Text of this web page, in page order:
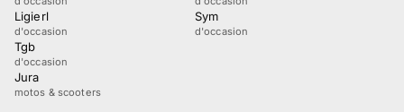
Ligierl
d'occasion
Sym
d'occasion
Tgb
d'occasion
Jura
motos & scooters